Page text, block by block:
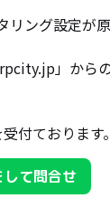
ング設定が
」から
付ております。
て問合せ